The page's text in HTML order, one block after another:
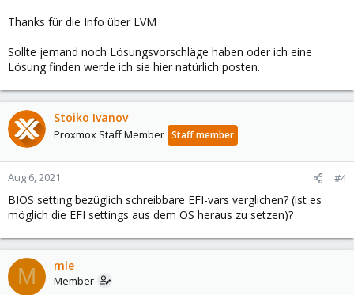
Thanks für die Info über LVM
Sollte jemand noch Lösungsvorschläge haben oder ich eine
Lösung finden werde ich sie hier natürlich posten.
Stoiko Ivanov
Proxmox Staff Member Staff member
Aug 6, 2021 #4
BIOS setting bezüglich schreibbare EFI-vars verglichen? (ist es
möglich die EFI settings aus dem OS heraus zu setzen)?
M mle
Member